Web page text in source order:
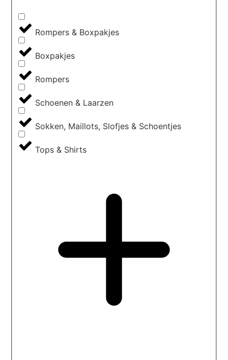
Rompers & Boxpakjes
Boxpakjes
Rompers
Schoenen & Laarzen
Sokken, Maillots, Slofjes & Schoentjes
Tops & Shirts